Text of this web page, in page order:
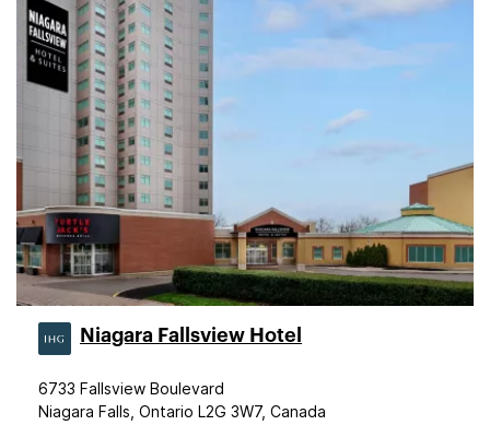
Niagara Fallsview Hotel
6733 Fallsview Boulevard
Niagara Falls, Ontario L2G 3W7, Canada